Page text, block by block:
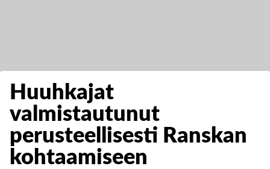
Huuhkajat
valmistautunut
perusteellisesti Ranskan
kohtaamiseen